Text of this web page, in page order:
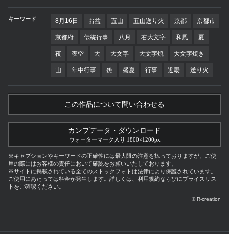
キーワード 8月16日 お盆 五山 五山送り火 京都 京都市
京都府 伝統行事 八月 右大文字 和風 夏
夜 夜空 大 大文字 大文字焼 大文字焼き
山 年中行事 炎 盛夏 行事 近畿 送り火
この作品について問い合わせる
カンプデータ・ダウンロード
ウォーターマーク入り 1800×1200px
※キャプションやキーワードの正確性には最大限の注意を払っておりますが、ご使
用の際にはお客様の責任において確認をお願いいたしております。
※サイトに掲載されている全てのストックフォトは法律により保護されています。
ご使用にあたっては料金が発生します。詳しくは、利用規約ならびにプライスリス
トをご確認ください。
© R-creation